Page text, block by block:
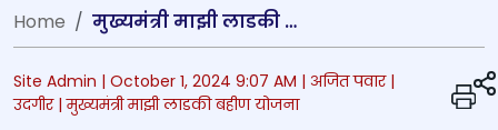
प्ले ऑडिओ
Home मुख्यमंत्री माझी लाडकी बहिण योजना कायमस्वरुपी सुरु राहणार – उपमुख्यमंत्री अजित पवार
Site Admin | October 1, 2024 9:07 AM | अजित पवार |
उदगीर | मुख्यमंत्री माझी लाडकी बहीण योजना